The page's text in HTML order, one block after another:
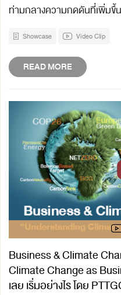
ท่ามกลางความกดดันที่เพิ่มขึ้น
Showcase Video Clip
READ MORE
Business & Climate
Climate Change as
เลย เริ่มอย่างไร โดย